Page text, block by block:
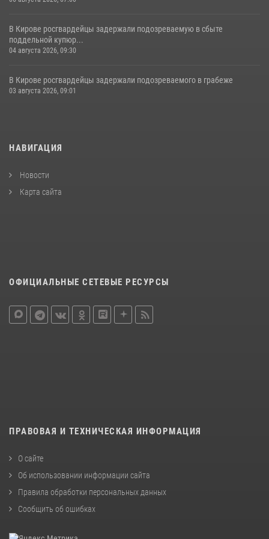
В Кирове росгвардейцы задержали подозреваемую в сбыте
поддельной купюр...
04 августа 2026, 09:30
В Кирове росгвардейцы задержали подозреваемого в грабеже
03 августа 2026, 09:01
НАВИГАЦИЯ
Новости
Карта сайта
ОФИЦИАЛЬНЫЕ СЕТЕВЫЕ РЕСУРСЫ
ПРАВОВАЯ И ТЕХНИЧЕСКАЯ ИНФОРМАЦИЯ
О сайте
Об использовании информации сайта
Правила обработки персональных данных
Сообщить об ошибках